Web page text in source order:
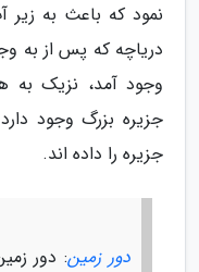
نمود که باعث به
دریاچه که پس از به
جزیره بزرگ وجود
جزیره را داده اند.
دور زمین: دور